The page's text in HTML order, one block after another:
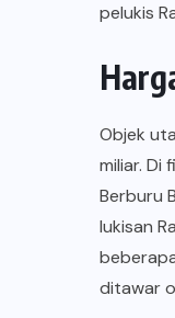
pelukis
Objek
miliar. Di
Berburu
lukisan
ditawar